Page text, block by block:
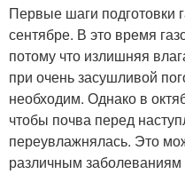
Первые шаги подготовки
сентябре. В это время
потому что излишняя
при очень засушливой
необходим. Однако в
чтобы почва перед
переувлажнялась. Это
различным заболеваниям